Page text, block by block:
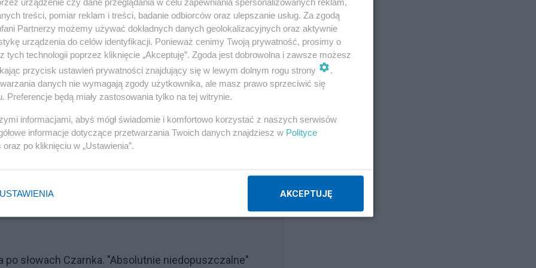
że warunkiem zawarcia porozumienia jest gotowość
pakietu pomocy wojskowej dla Ukrainy. Pozwolił
jeszcze przez Joe Bidena. Wciąż ma prawo
magazynów.
Reklama
słowach Czarnka. "Absolutnie niedopuszczalne"
treści, pomiar reklam i treści, badanie odbiorców oraz ulepszanie usług. Za zgodą
Partnerzy możemy używać dokładnych danych geolokalizacyjnych oraz aktywnie
urządzenia do celów identyfikacji. Ponieważ cenimy Twoją prywatność, prosimy o
tych technologii poprzez kliknięcie „Akceptuję”. Zgoda jest dobrowolna i zawsze możesz
przycisk ustawień prywatności znajdujący się w lewym dolnym rogu strony
.
danych nie wymagają zgody użytkownika, ale masz prawo sprzeciwić się
Preferencje będą miały zastosowania tylko na tej witrynie.
informacjami, abyś mógł świadomie i komfortowo korzystać z naszych serwisów
informacje dotyczące przetwarzania Twoich danych znajdziesz w Polityce
oraz po kliknięciu w „Ustawienia”.
USTAWIENIA AKCEPTUJĘ